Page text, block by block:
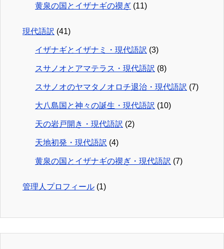
黄泉の国とイザナギの禊ぎ (11)
現代語訳 (41)
イザナギとイザナミ・現代語訳 (3)
スサノオとアマテラス・現代語訳 (8)
スサノオのヤマタノオロチ退治・現代語訳 (7)
大八島国と神々の誕生・現代語訳 (10)
天の岩戸開き・現代語訳 (2)
天地初発・現代語訳 (4)
黄泉の国とイザナギの禊ぎ・現代語訳 (7)
管理人プロフィール (1)